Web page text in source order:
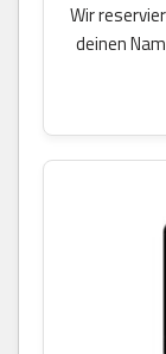
Wir
deinen